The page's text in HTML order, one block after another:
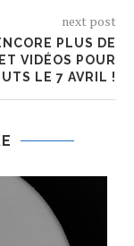
next post
PLUS DE
VIDÉOS POUR
LE 7 AVRIL !